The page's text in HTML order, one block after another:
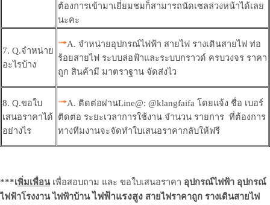
ต้องการเข้ามาเยี่ยมชมก็สามารถนัดเซลล่วงหน้าได้เลย
นะคะ
7. Q.จำหน่าย
อะไรบ้าง
A. จำหน่ายอุปกรณ์ไฟฟ้า สายไฟ รางเดินสายไฟ ท่อ
ร้อยสายไฟ ระบบล่อฟ้าและระบบกราวด์ ครบวงจร ราคา
ถูก สินค้ามี มาตราฐาน จัดส่งไว
8. Q.ขอใบ
เสนอราคาได้
อย่างไร
A. ติดต่อผ่านLine@: @klangfaifa โดยแจ้ง ชื่อ เบอร์
ติดต่อ ระยะเวลาการใช้งาน จำนวน รายการ ที่ต้องการ
ทางทีมงานจะจัดทำใบเสนอราคากลับให้ฟรี
***เพิ่มเพื่อน เพื่อสอบถาม และ ขอใบเสนอราคา อุปกรณ์ไฟฟ้า อุปกรณ์
ไฟฟ้าโรงงาน ไฟฟ้าบ้าน ไฟฟ้าแรงสูง สายไฟราคาถูก รางเดินสายไฟ